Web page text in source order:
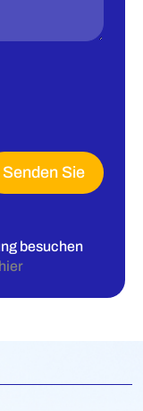
Senden Sie
besuchen
hier